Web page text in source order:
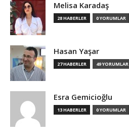
Melisa Karadaş
28 HABERLER 0 YORUMLAR
Hasan Yaşar
27 HABERLER 49 YORUMLAR
Esra Gemicioğlu
13 HABERLER 0 YORUMLAR